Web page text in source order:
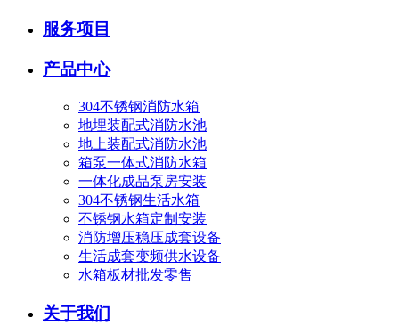
服务项目
产品中心
304不锈钢消防水箱
地埋装配式消防水池
地上装配式消防水池
箱泵一体式消防水箱
一体化成品泵房安装
304不锈钢生活水箱
不锈钢水箱定制安装
消防增压稳压成套设备
生活成套变频供水设备
水箱板材批发零售
关于我们